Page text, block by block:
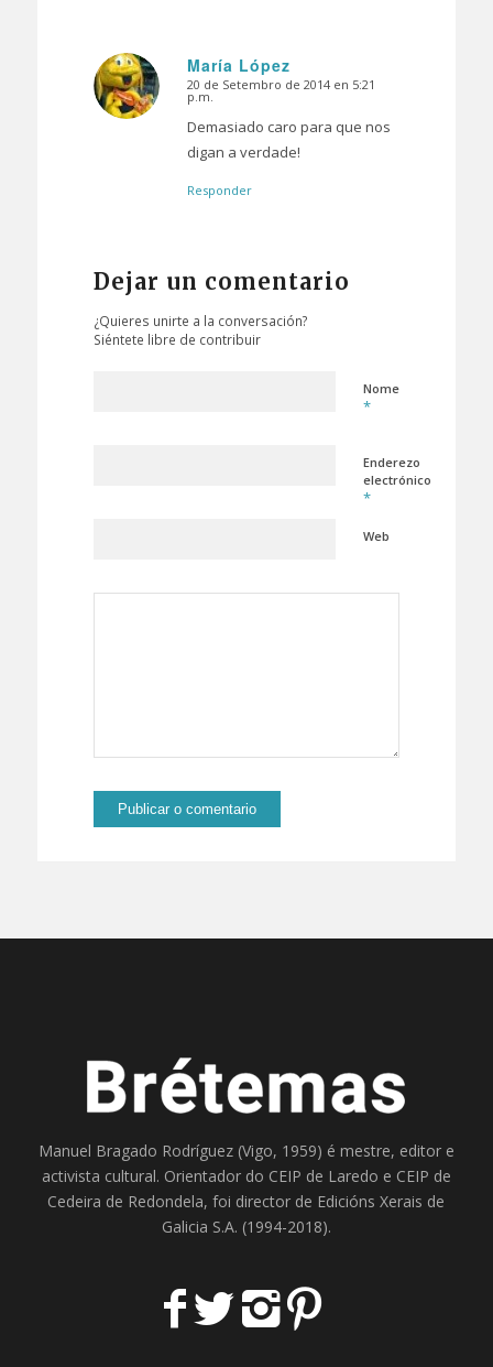
María López
Dice:
20 de Setembro de 2014 en 5:21
p.m.
Demasiado caro para que nos
digan a verdade!
Responder
Dejar un comentario
¿Quieres unirte a la conversación?
Siéntete libre de contribuir
Nome
*
Enderezo
electrónico
*
Web
Manuel Bragado Rodríguez (Vigo, 1959) é mestre, editor e
activista cultural. Orientador do CEIP de Laredo e CEIP de
Cedeira de Redondela, foi director de Edicións Xerais de
Galicia S.A. (1994-2018).